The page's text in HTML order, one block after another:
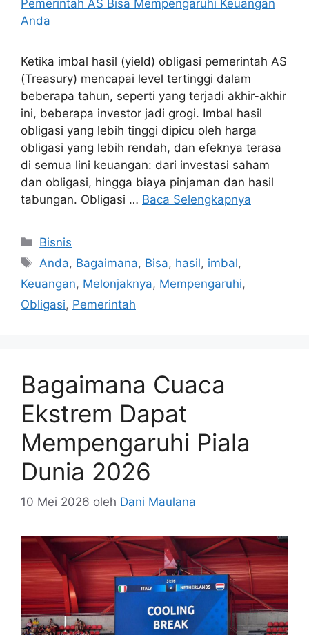
Ketika imbal hasil (yield) obligasi pemerintah AS
(Treasury) mencapai level tertinggi dalam
beberapa tahun, seperti yang terjadi akhir-akhir
ini, beberapa investor jadi grogi. Imbal hasil
obligasi yang lebih tinggi dipicu oleh harga
obligasi yang lebih rendah, dan efeknya terasa
di semua lini keuangan: dari investasi saham
dan obligasi, hingga biaya pinjaman dan hasil
tabungan. Obligasi … Baca Selengkapnya
Kategori
Bisnis
Tag
Anda, Bagaimana, Bisa, hasil, imbal,
Keuangan, Melonjaknya, Mempengaruhi,
Obligasi, Pemerintah
Bagaimana Cuaca
Ekstrem Dapat
Mempengaruhi Piala
Dunia 2026
10 Mei 2026 oleh Dani Maulana